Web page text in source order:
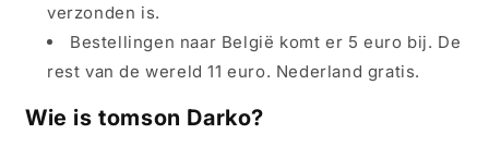
verzonden is.
Bestellingen naar België komt er 5 euro bij. De
rest van de wereld 11 euro. Nederland gratis.
Wie is tomson Darko?